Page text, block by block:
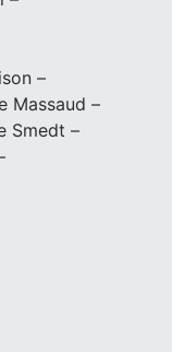
–
Massaud –
Smedt –